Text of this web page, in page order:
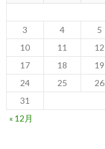
3
4 5
10
11 12
17
18 19
24
25 26
31
« 12月